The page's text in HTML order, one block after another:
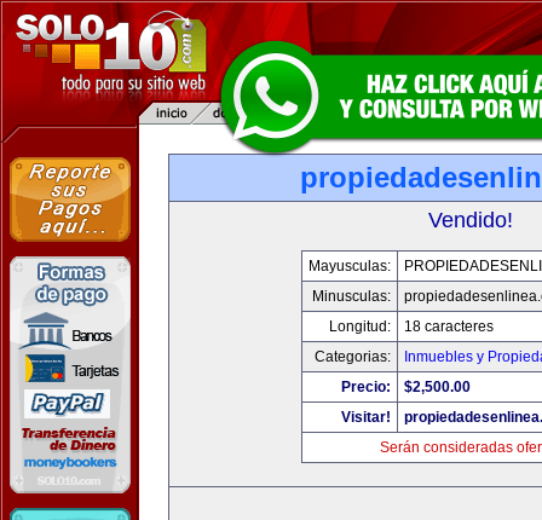
Vendido!
Mayusculas:
Minusculas:
Longitud:
18 caracteres
Categorias:
Inmuebles y
Precio:
$2,500.00
Visitar!
Serán consideradas